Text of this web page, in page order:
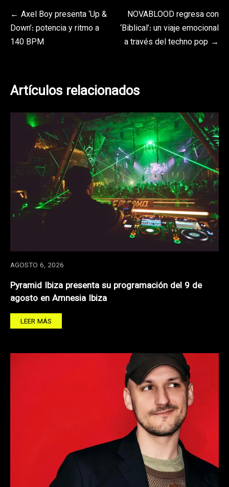
Navegación
de
Axel Boy presenta ‘Up &
Down’: potencia y ritmo a
140 BPM
NOVABLOOD regresa con
‘Biblical’: un viaje emocional
a través del techno pop
Artículos relacionados
AGOSTO 6, 2026
Pyramid Ibiza presenta su programación del 9 de
agosto en Amnesia Ibiza
LEER MÁS